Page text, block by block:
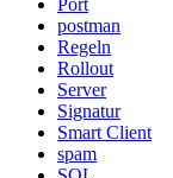
Port
postman
Regeln
Rollout
Server
Signatur
Smart Client
spam